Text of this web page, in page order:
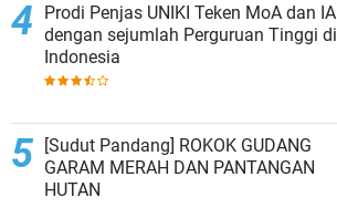
Prodi Penjas UNIKI Teken MoA dan IA
dengan sejumlah Perguruan Tinggi di
Indonesia
[Sudut Pandang] ROKOK GUDANG
GARAM MERAH DAN PANTANGAN
HUTAN